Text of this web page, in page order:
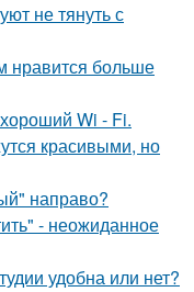
не тянуть с
нравится больше
Wi - Fi.
красивыми, но
направо?
- неожиданное
удобна или нет?